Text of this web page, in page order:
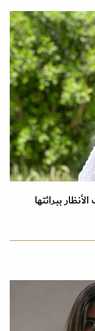
ببرائتها